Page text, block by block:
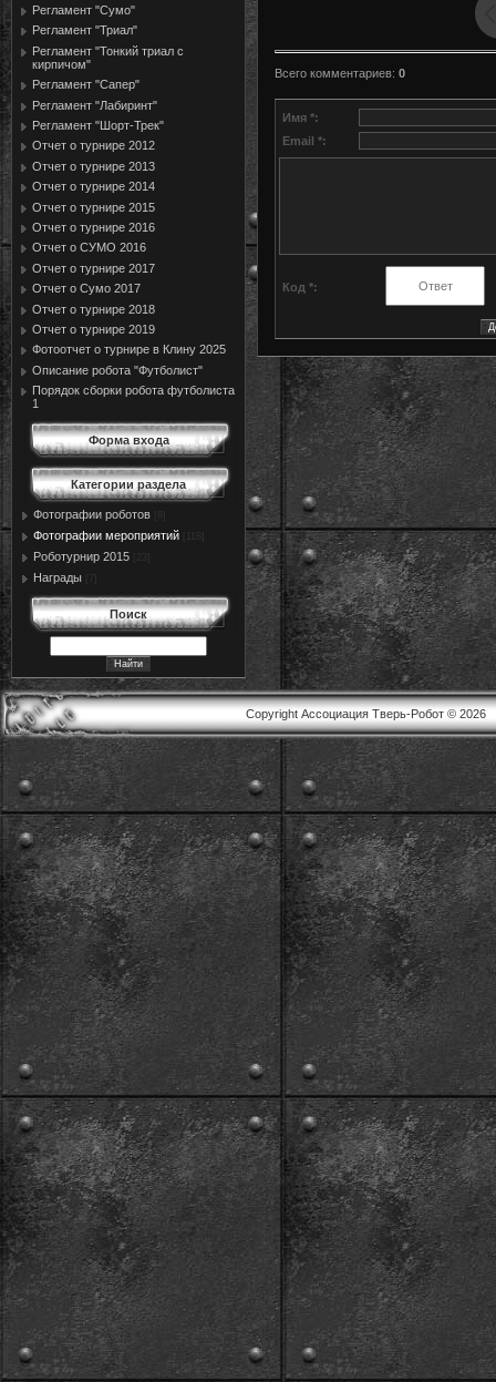
Регламент "Сумо"
Регламент "Триал"
Регламент "Тонкий триал с
кирпичом"
Регламент "Сапер"
Регламент "Лабиринт"
Регламент "Шорт-Трек"
Отчет о турнире 2012
Отчет о турнире 2013
Отчет о турнире 2014
Отчет о турнире 2015
Отчет о турнире 2016
Отчет о СУМО 2016
Отчет о турнире 2017
Отчет о Сумо 2017
Отчет о турнире 2018
Отчет о турнире 2019
Фотоотчет о турнире в Клину 2025
Описание робота "Футболист"
Порядок сборки робота футболиста
1
Форма входа
Категории раздела
Фотографии роботов
Фотографии мероприятий
Роботурнир 2015
Награды
Поиск
Всего комментариев: 0
Имя *:
Email *:
Код *:
Copyright Ассоциация Тверь-Робот © 2026